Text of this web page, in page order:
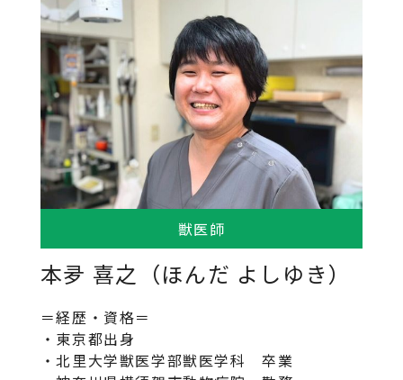
獣医師
本夛 喜之（ほんだ よしゆき）
＝経歴・資格＝
・東京都出身
・北里大学獣医学部獣医学科 卒業